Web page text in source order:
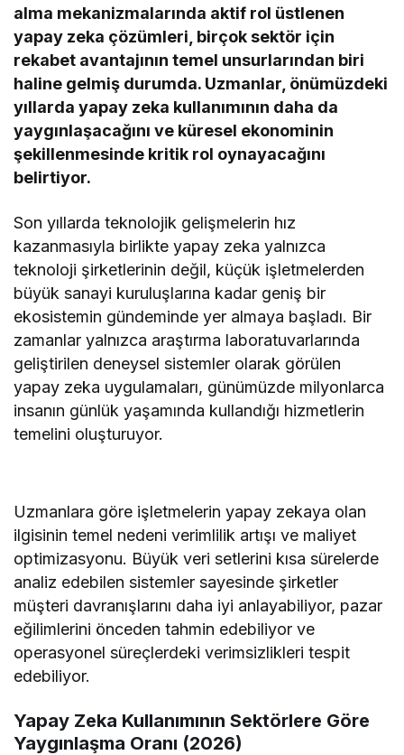
alma mekanizmalarında aktif rol üstlenen
yapay zeka çözümleri, birçok sektör için
rekabet avantajının temel unsurlarından biri
haline gelmiş durumda. Uzmanlar, önümüzdeki
yıllarda yapay zeka kullanımının daha da
yaygınlaşacağını ve küresel ekonominin
şekillenmesinde kritik rol oynayacağını
belirtiyor.
Son yıllarda teknolojik gelişmelerin hız
kazanmasıyla birlikte yapay zeka yalnızca
teknoloji şirketlerinin değil, küçük işletmelerden
büyük sanayi kuruluşlarına kadar geniş bir
ekosistemin gündeminde yer almaya başladı. Bir
zamanlar yalnızca araştırma laboratuvarlarında
geliştirilen deneysel sistemler olarak görülen
yapay zeka uygulamaları, günümüzde milyonlarca
insanın günlük yaşamında kullandığı hizmetlerin
temelini oluşturuyor.
Uzmanlara göre işletmelerin yapay zekaya olan
ilgisinin temel nedeni verimlilik artışı ve maliyet
optimizasyonu. Büyük veri setlerini kısa sürelerde
analiz edebilen sistemler sayesinde şirketler
müşteri davranışlarını daha iyi anlayabiliyor, pazar
eğilimlerini önceden tahmin edebiliyor ve
operasyonel süreçlerdeki verimsizlikleri tespit
edebiliyor.
Yapay Zeka Kullanımının Sektörlere Göre
Yaygınlaşma Oranı (2026)